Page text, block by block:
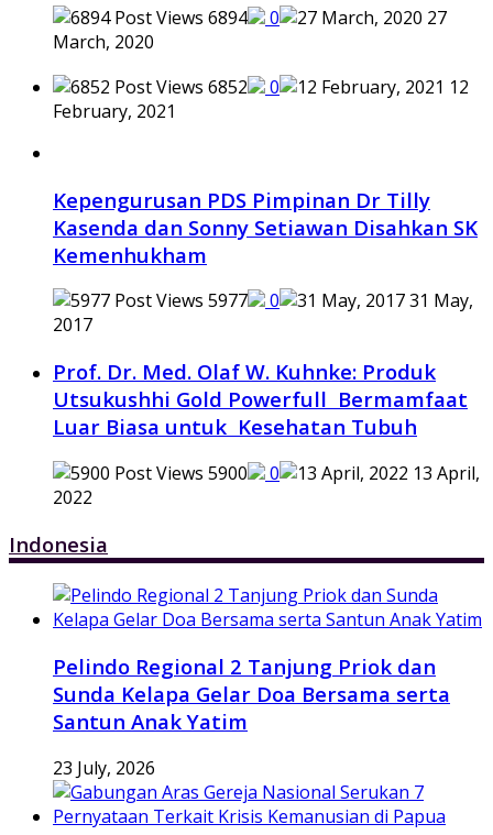
6894 0
27
March, 2020
6852
0
12
February, 2021
Kepengurusan PDS Pimpinan Dr Tilly
Kasenda dan Sonny Setiawan Disahkan SK
Kemenhukham
5977 0
31 May,
2017
Prof. Dr. Med. Olaf W. Kuhnke: Produk
Utsukushhi Gold Powerfull Bermamfaat
Luar Biasa untuk Kesehatan Tubuh
5900 0
13 April,
2022
Indonesia
Pelindo Regional 2 Tanjung Priok dan
Sunda Kelapa Gelar Doa Bersama serta
Santun Anak Yatim
23 July, 2026